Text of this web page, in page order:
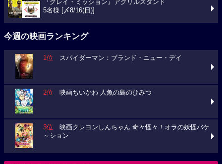
『グレイ・ミッション』アクリルスタンド
5名様 [〆8/16(日)]
今週の映画ランキング
1位 スパイダーマン：ブランド・ニュー・デイ
2位 映画ちいかわ 人魚の島のひみつ
3位 映画クレヨンしんちゃん 奇々怪々！オラの妖怪バケ
～ション